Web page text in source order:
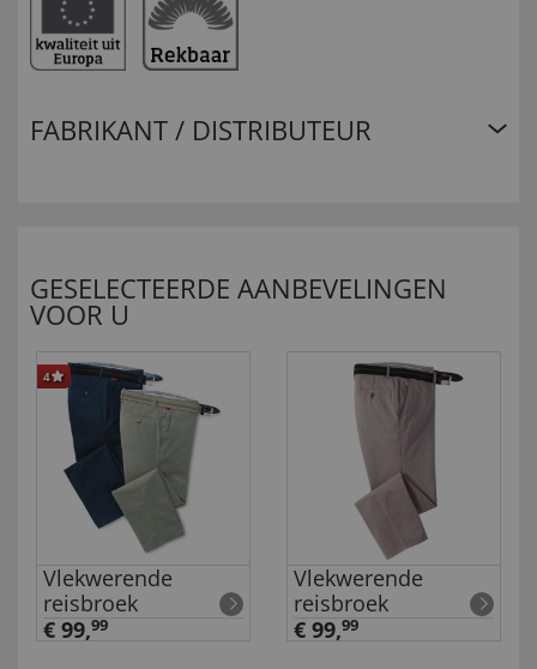
FABRIKANT / DISTRIBUTEUR
GESELECTEERDE AANBEVELINGEN
VOOR U
4
Vlekwerende
reisbroek
€ 99,99
Vlekwerende
reisbroek
€ 99,99